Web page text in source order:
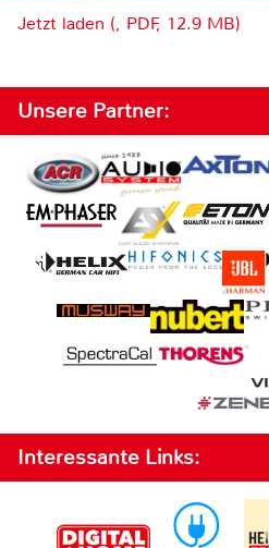
Jetzt laden (, PDF, 12.9 MB)
Unsere Partner:
Interessante Links: